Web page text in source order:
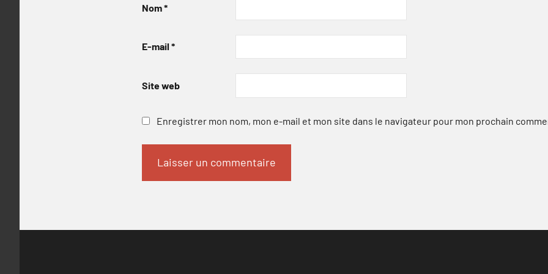
Nom*
E-mail *
Site web
Enregistrer mon nom, mon e-mail et mon site dans le navigateur pour mon prochain